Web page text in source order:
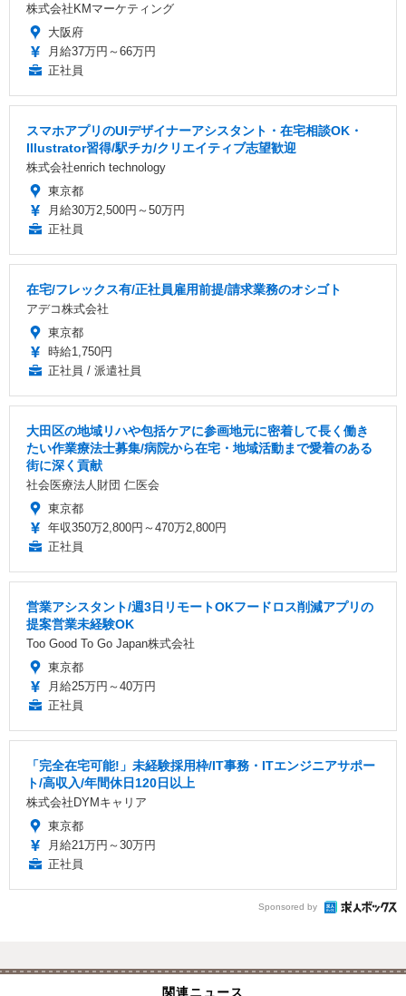
株式会社KMマーケティング
大阪府
月給37万円～66万円
正社員
スマホアプリのUIデザイナーアシスタント・在宅相談OK・
Illustrator習得/駅チカ/クリエイティブ志望歓迎
株式会社enrich technology
東京都
月給30万2,500円～50万円
正社員
在宅/フレックス有/正社員雇用前提/請求業務のオシゴト
アデコ株式会社
東京都
時給1,750円
正社員 / 派遣社員
大田区の地域リハや包括ケアに参画地元に密着して長く働き
たい作業療法士募集/病院から在宅・地域活動まで愛着のある
街に深く貢献
社会医療法人財団 仁医会
東京都
年収350万2,800円～470万2,800円
正社員
営業アシスタント/週3日リモートOKフードロス削減アプリの
提案営業未経験OK
Too Good To Go Japan株式会社
東京都
月給25万円～40万円
正社員
「完全在宅可能!」未経験採用枠/IT事務・ITエンジニアサポー
ト/高収入/年間休日120日以上
株式会社DYMキャリア
東京都
月給21万円～30万円
正社員
Sponsored by
関連ニュース